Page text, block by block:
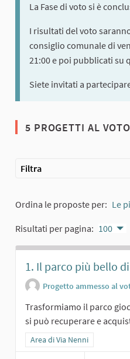
La Fase di voto si è
I risultati del voto
consiglio comunale di
21:00 e poi pubblicati su
Siete invitati a
5 PROGETTI AL VOTO
Filtra
Ordina le proposte per: Le
Risultati per pagina: 100
1. Il parco più bello
Progetto ammesso al
Trasformiamo il parco
si può recuperare e
Filtra i risultati per categoria:
Area di Via Nenni